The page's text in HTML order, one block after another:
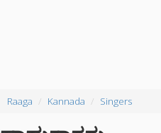
Raaga Kannada Singers